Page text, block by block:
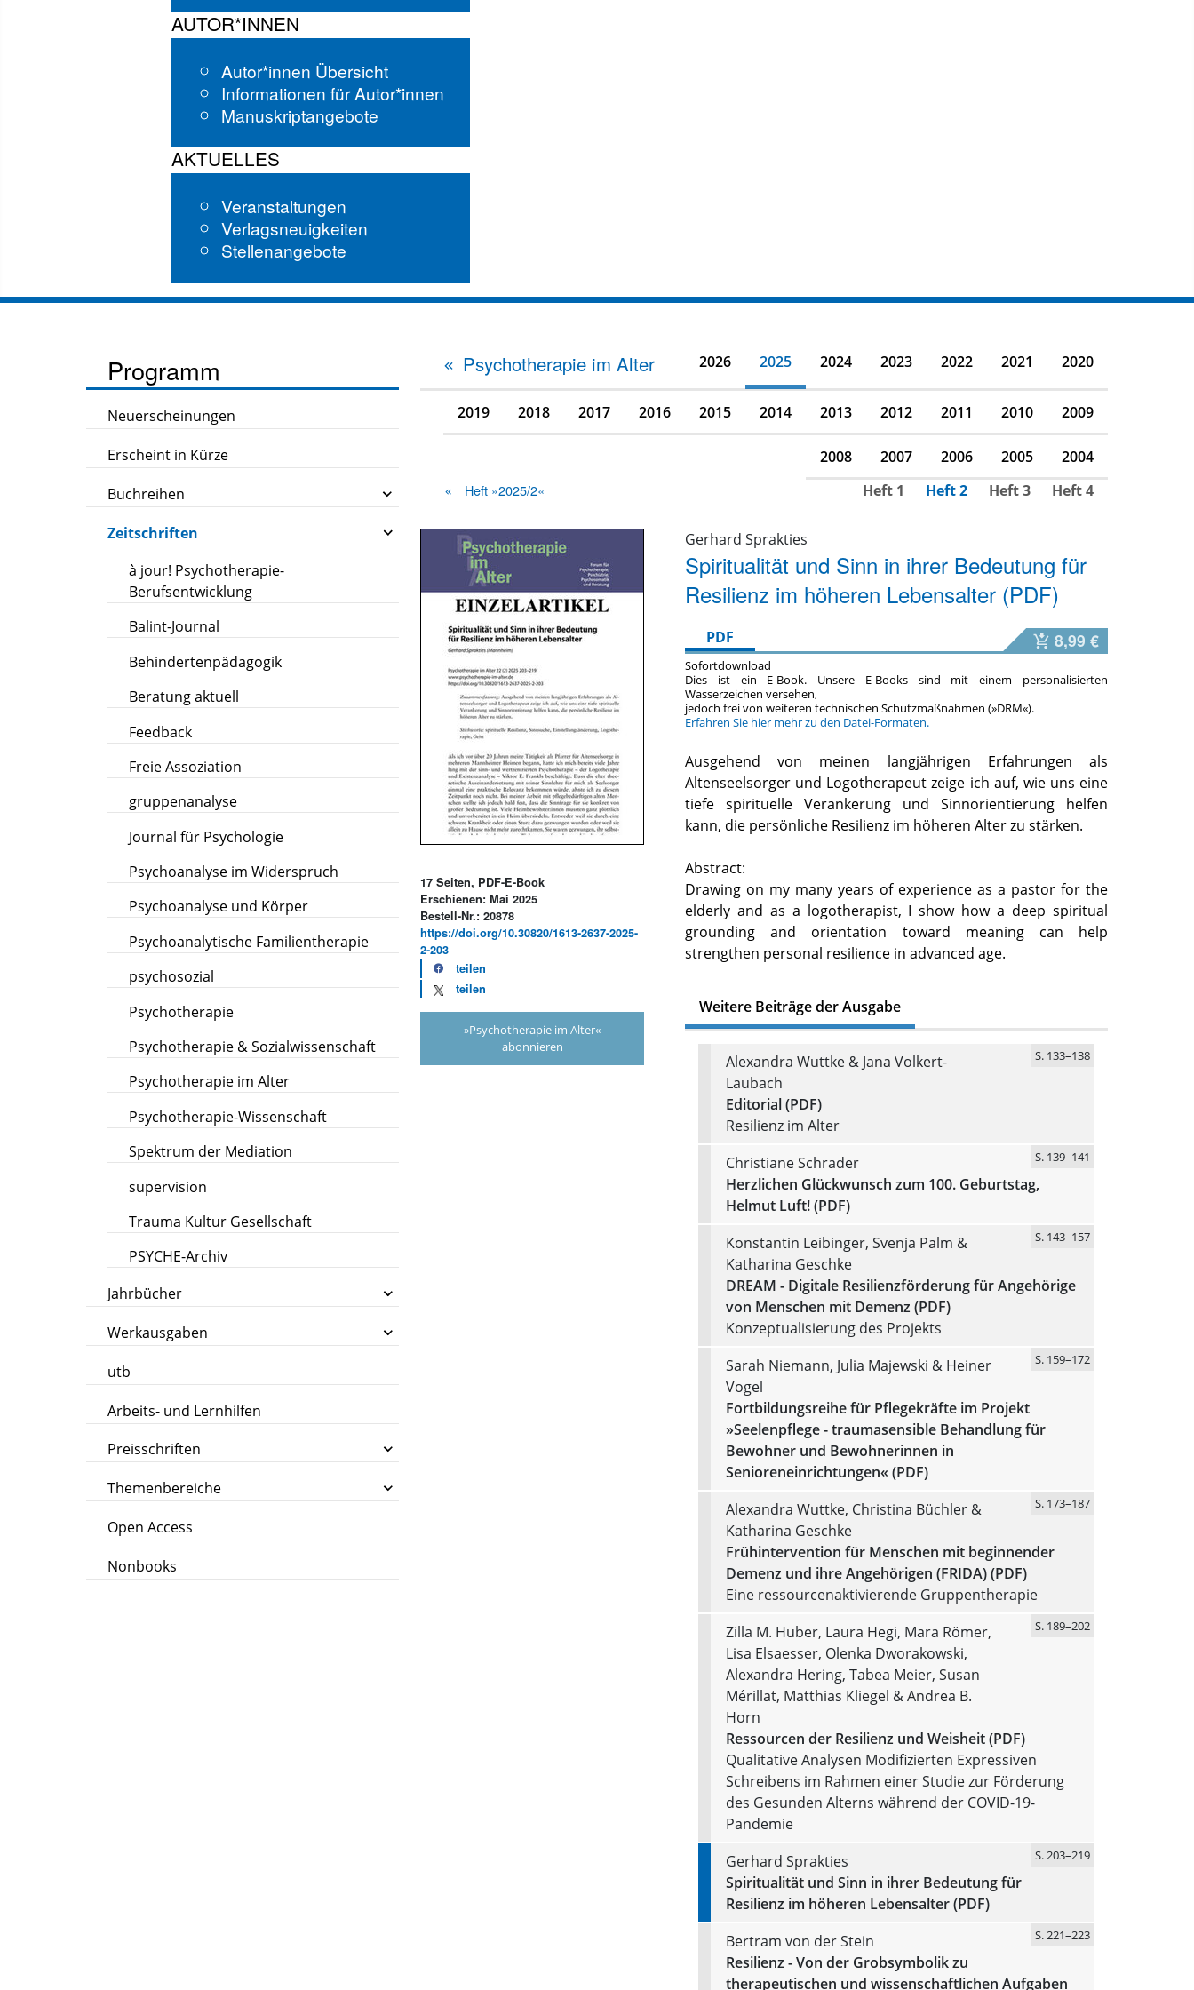
AUTOR*INNEN
Autor*innen Übersicht
Informationen für Autor*innen
Manuskriptangebote
AKTUELLES
Veranstaltungen
Verlagsneuigkeiten
Stellenangebote
Programm
Neuerscheinungen
Erscheint in Kürze
Buchreihen
Zeitschriften
à jour! Psychotherapie-
Berufsentwicklung
Balint-Journal
Behindertenpädagogik
Beratung aktuell
Feedback
Freie Assoziation
gruppenanalyse
Journal für Psychologie
Psychoanalyse im Widerspruch
Psychoanalyse und Körper
Psychoanalytische Familientherapie
psychosozial
Psychotherapie
Psychotherapie & Sozialwissenschaft
Psychotherapie im Alter
Psychotherapie-Wissenschaft
Spektrum der Mediation
supervision
Trauma Kultur Gesellschaft
PSYCHE-Archiv
Jahrbücher
Werkausgaben
utb
Arbeits- und Lernhilfen
Preisschriften
Themenbereiche
Open Access
Nonbooks
Psychotherapie im Alter 2026 2025 2024 2023 2022 2021 2020
2019 2018 2017 2016 2015 2014 2013 2012 2011 2010 2009
2008 2007 2006 2005 2004
Heft »2025/2« Heft 1 Heft 2 Heft 3 Heft 4
17 Seiten, PDF-E-Book
Erschienen: Mai 2025
Bestell-Nr.: 20878
https://doi.org/10.30820/1613-2637-2025-
2-203
teilen
teilen
»Psychotherapie im Alter«
abonnieren
Gerhard Sprakties
Spiritualität und Sinn in ihrer Bedeutung für
Resilienz im höheren Lebensalter (PDF)
PDF 8,99 €
Sofortdownload
Dies ist ein E-Book. Unsere E-Books sind mit einem personalisierten
Wasserzeichen versehen,
jedoch frei von weiteren technischen Schutzmaßnahmen (»DRM«).
Erfahren Sie hier mehr zu den Datei-Formaten.
Ausgehend von meinen langjährigen Erfahrungen als
Altenseelsorger und Logotherapeut zeige ich auf, wie uns eine
tiefe spirituelle Verankerung und Sinnorientierung helfen
kann, die persönliche Resilienz im höheren Alter zu stärken.
Abstract:
Drawing on my many years of experience as a pastor for the
elderly and as a logotherapist, I show how a deep spiritual
grounding and orientation toward meaning can help
strengthen personal resilience in advanced age.
Weitere Beiträge der Ausgabe
Alexandra Wuttke & Jana Volkert-
Laubach
S. 133–138
Editorial (PDF)
Resilienz im Alter
Christiane Schrader
S. 139–141
Herzlichen Glückwunsch zum 100. Geburtstag,
Helmut Luft! (PDF)
Konstantin Leibinger, Svenja Palm &
Katharina Geschke
S. 143–157
DREAM - Digitale Resilienzförderung für Angehörige
von Menschen mit Demenz (PDF)
Konzeptualisierung des Projekts
Sarah Niemann, Julia Majewski & Heiner
Vogel
S. 159–172
Fortbildungsreihe für Pflegekräfte im Projekt
»Seelenpflege - traumasensible Behandlung für
Bewohner und Bewohnerinnen in
Senioreneinrichtungen« (PDF)
Alexandra Wuttke, Christina Büchler &
Katharina Geschke
S. 173–187
Frühintervention für Menschen mit beginnender
Demenz und ihre Angehörigen (FRIDA) (PDF)
Eine ressourcenaktivierende Gruppentherapie
Zilla M. Huber, Laura Hegi, Mara Römer,
Lisa Elsaesser, Olenka Dworakowski,
Alexandra Hering, Tabea Meier, Susan
Mérillat, Matthias Kliegel & Andrea B.
Horn
S. 189–202
Ressourcen der Resilienz und Weisheit (PDF)
Qualitative Analysen Modifizierten Expressiven
Schreibens im Rahmen einer Studie zur Förderung
des Gesunden Alterns während der COVID-19-
Pandemie
Gerhard Sprakties
S. 203–219
Spiritualität und Sinn in ihrer Bedeutung für
Resilienz im höheren Lebensalter (PDF)
Bertram von der Stein
S. 221–223
Resilienz - Von der Grobsymbolik zu
therapeutischen und wissenschaftlichen Aufgaben